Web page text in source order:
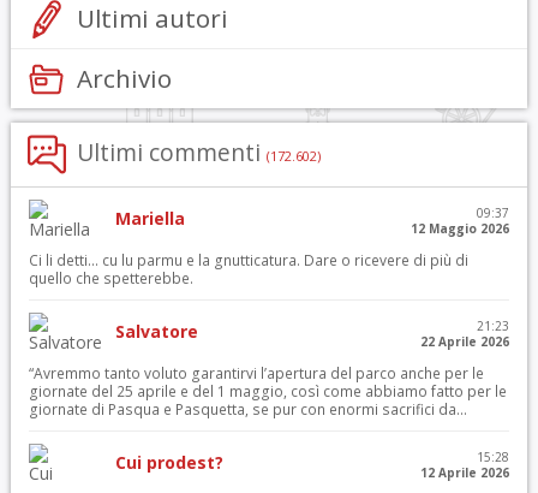
Ultimi autori
Archivio
Ultimi commenti (172.602)
Mariella
09:37
12 Maggio 2026
Ci li detti… cu lu parmu e la gnutticatura. Dare o ricevere di più di
quello che spetterebbe.
Salvatore
21:23
22 Aprile 2026
“Avremmo tanto voluto garantirvi l’apertura del parco anche per le
giornate del 25 aprile e del 1 maggio, così come abbiamo fatto per le
giornate di Pasqua e Pasquetta, se pur con enormi sacrifici da...
Cui prodest?
15:28
12 Aprile 2026